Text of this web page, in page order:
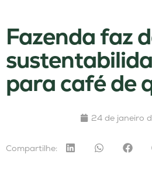
Fazenda faz
para café de
24 de janeiro
Compartilhe: